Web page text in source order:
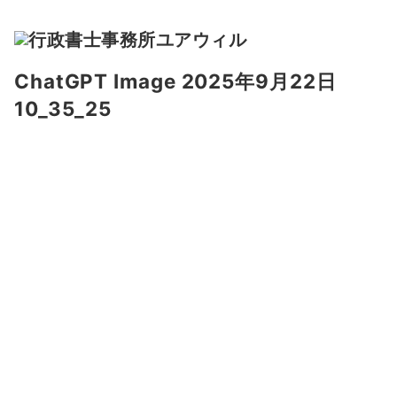
ChatGPT Image 2025年9月22日
10_35_25